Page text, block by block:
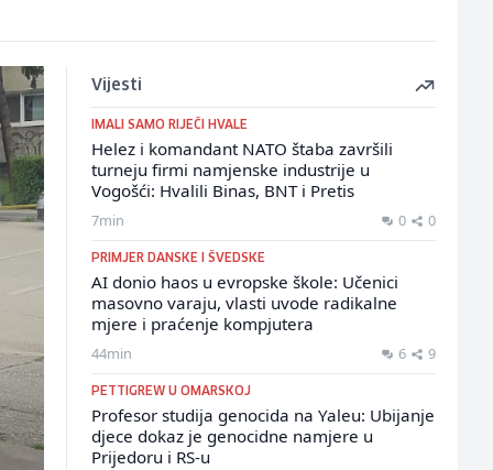
Vijesti
IMALI SAMO RIJEČI HVALE
Helez i komandant NATO štaba završili
turneju firmi namjenske industrije u
Vogošći: Hvalili Binas, BNT i Pretis
7min 0 0
PRIMJER DANSKE I ŠVEDSKE
AI donio haos u evropske škole: Učenici
masovno varaju, vlasti uvode radikalne
mjere i praćenje kompjutera
44min 6 9
PETTIGREW U OMARSKOJ
Profesor studija genocida na Yaleu: Ubijanje
djece dokaz je genocidne namjere u
Prijedoru i RS-u